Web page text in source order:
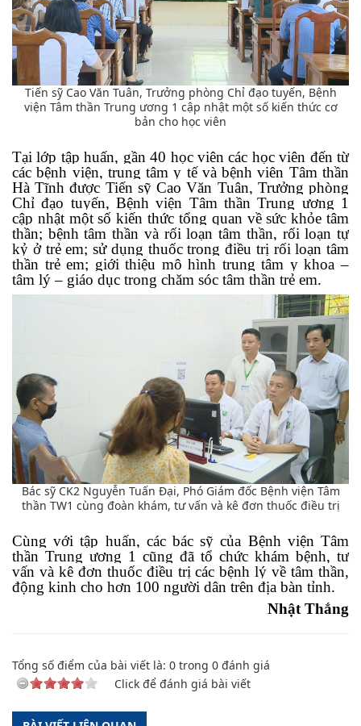
Tiến sỹ Cao Văn Tuân, Trưởng phòng Chỉ đạo tuyến, Bệnh
viện Tâm thần Trung ương 1 cập nhật một số kiến thức cơ
bản cho học viên
Tại lớp tập huấn, gần 40 học viên các học viên đến từ
các bệnh viện, trung tâm y tế và bệnh viên Tâm thần
Hà Tĩnh được Tiến sỹ Cao Văn Tuân, Trưởng phòng
Chỉ đạo tuyến, Bệnh viện Tâm thần Trung ương 1
cập nhật một số kiến thức tổng quan về sức khỏe tâm
thần; bệnh tâm thần và rối loạn tâm thần, rối loạn tự
kỷ ở trẻ em; sử dụng thuốc trong điều trị rối loạn tâm
thần trẻ em; giới thiệu mô hình trung tâm y khoa –
tâm lý – giáo dục trong chăm sóc tâm thần trẻ em.
Bác sỹ CK2 Nguyễn Tuấn Đại, Phó Giám đốc Bệnh viện Tâm
thần TW1 cùng đoàn khám, tư vấn và kê đơn thuốc điều trị
Cùng với tập huấn, các bác sỹ của Bệnh viện Tâm
thần Trung ương 1 cũng đã tổ chức khám bệnh, tư
vấn và kê đơn thuốc điều trị các bệnh lý về tâm thần,
động kinh cho hơn 100 người dân trên địa bàn tỉnh.
Nhật Thắng
Tổng số điểm của bài viết là: 0 trong 0 đánh giá
Click để đánh giá bài viết